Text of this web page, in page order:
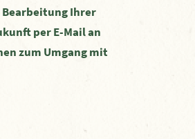
Bearbeitung Ihrer
per E-Mail an
zum Umgang mit